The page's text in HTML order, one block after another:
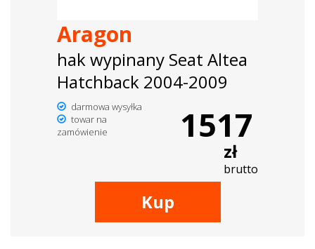
Aragon
hak wypinany Seat Altea
Hatchback 2004-2009
darmowa wysyłka
towar na
zamówienie
1517
zł
brutto
Kup